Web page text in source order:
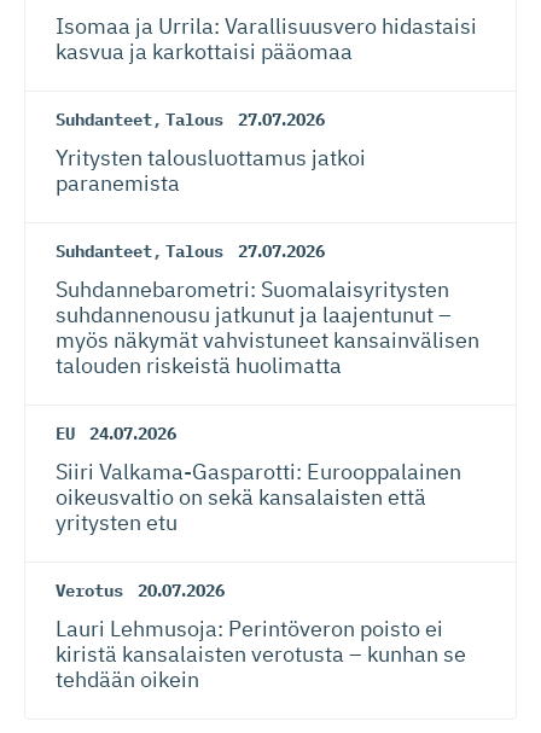
Isomaa ja Urrila: Varallisuusvero hidastaisi
kasvua ja karkottaisi pääomaa
Suhdanteet, Talous 27.07.2026
Yritysten talousluottamus jatkoi
paranemista
Suhdanteet, Talous 27.07.2026
Suhdanneba­ro­metri: Suomalaisy­ri­tysten
suhdannenousu jatkunut ja laajentunut –
myös näkymät vahvistuneet kansainvälisen
talouden riskeistä huolimatta
EU 24.07.2026
Siiri Valkama-Gas­pa­rotti: Eurooppalainen
oikeusvaltio on sekä kansalaisten että
yritysten etu
Verotus 20.07.2026
Lauri Lehmusoja: Perintöveron poisto ei
kiristä kansalaisten verotusta – kunhan se
tehdään oikein